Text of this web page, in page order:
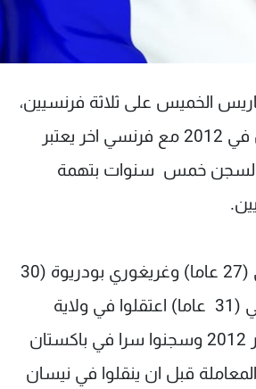
الخميس على ثلاثة فرنسيين،
اعتقلوا في باكستان في 2012 مع فرنسي اخر يعتبر
بالسجن خمس سنوات بتهمة
وكان مهدي همامي (27 عاما) وغريغوري بودريوة (30
عاما) ومحمد الحفياني (31 عاما) اعتقلوا في ولاية
بلوشستان نهاية ايار 2012 وسجنوا سرا في باكستان
قبل ان ينقلوا في نيسان
وظائف
شروط الإسـتخدام